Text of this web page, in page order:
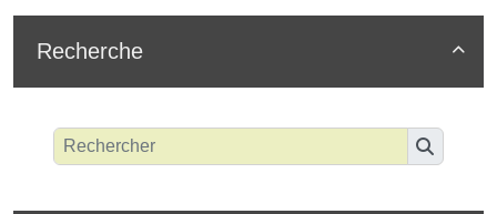

Recherche